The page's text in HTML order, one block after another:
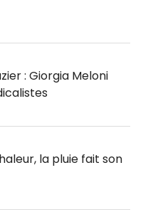
: Giorgia Meloni
la pluie fait son